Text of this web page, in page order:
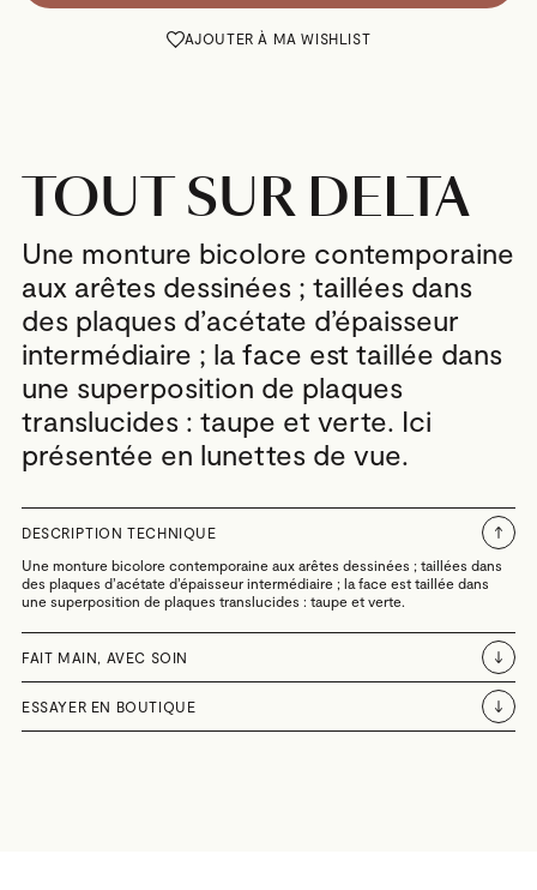
AJOUTER À MA WISHLIST
TOUT SUR DELTA
Une monture bicolore contemporaine
aux arêtes dessinées ; taillées dans
des plaques d’acétate d’épaisseur
intermédiaire ; la face est taillée dans
une superposition de plaques
translucides : taupe et verte. Ici
présentée en lunettes de vue.
DESCRIPTION TECHNIQUE
Une monture bicolore contemporaine aux arêtes dessinées ; taillées dans
des plaques d’acétate d’épaisseur intermédiaire ; la face est taillée dans
une superposition de plaques translucides : taupe et verte.
FAIT MAIN, AVEC SOIN
ESSAYER EN BOUTIQUE